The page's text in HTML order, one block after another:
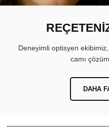
Deneyimli optisyen
camı
DAHA